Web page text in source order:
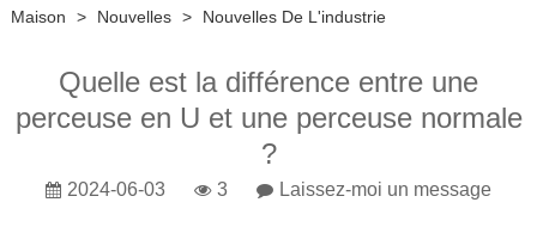
Maison > Nouvelles > Nouvelles De L'industrie
Quelle est la différence entre une
perceuse en U et une perceuse normale
?
2024-06-03 3 Laissez-moi un message